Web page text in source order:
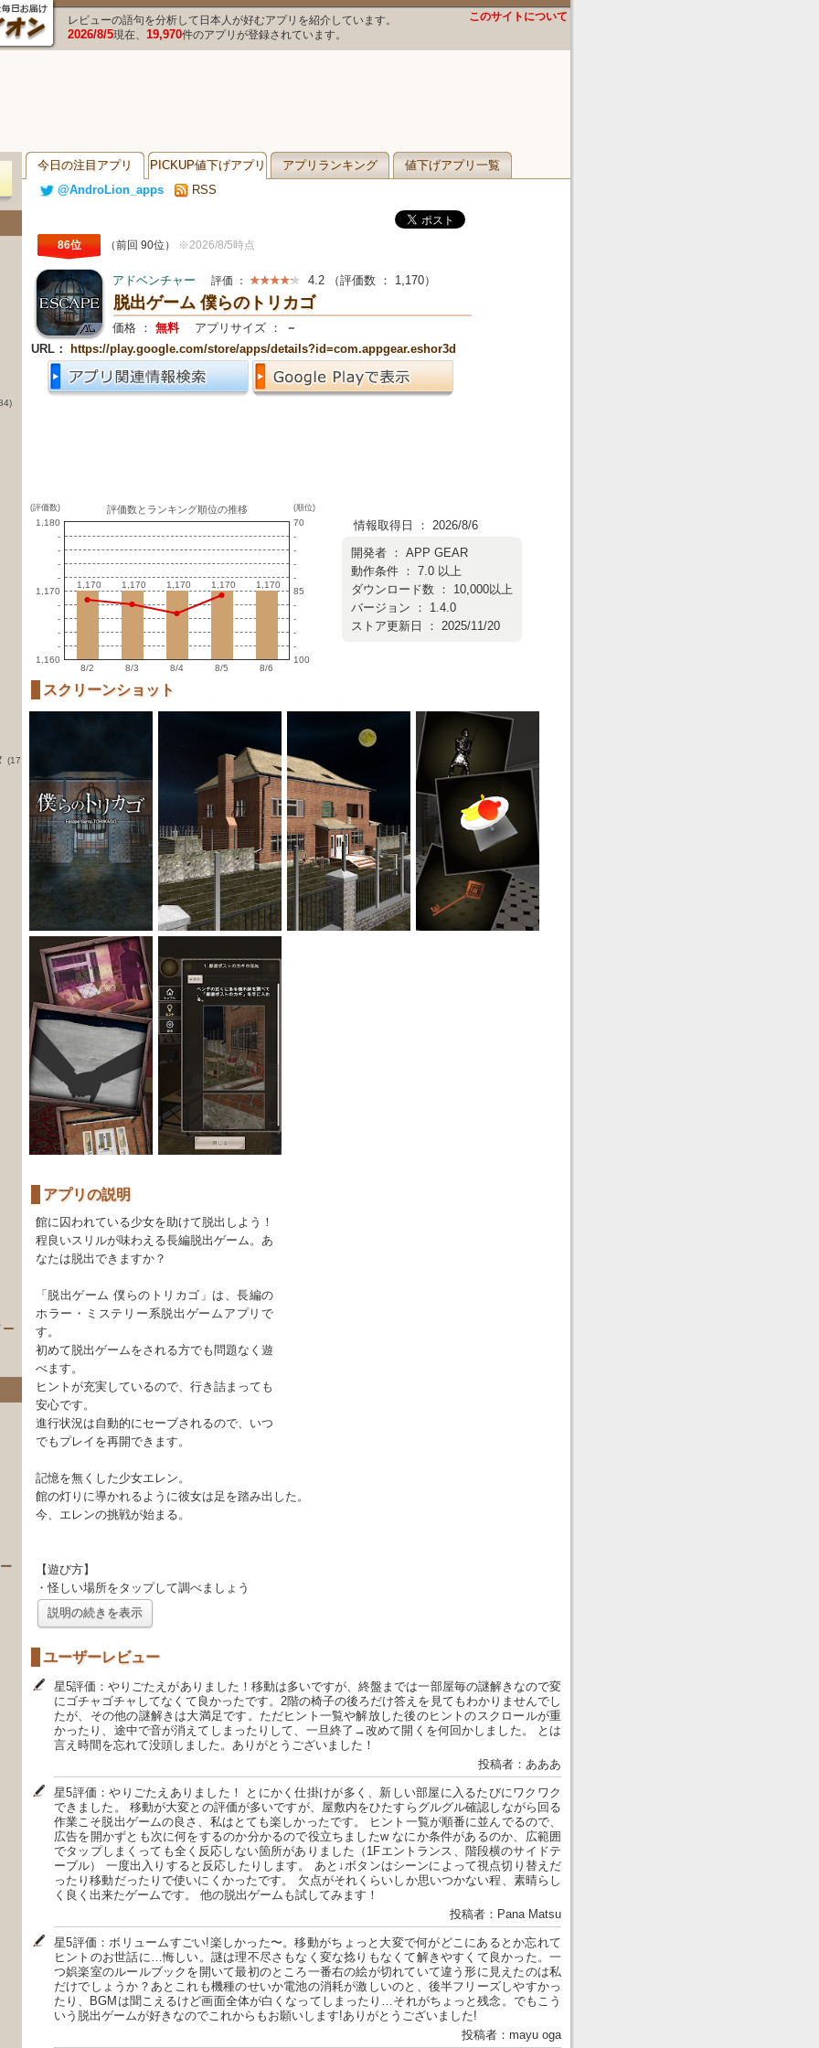
レビューの語句を分析して日本人が好むアプリを紹介しています。
2026/8/5現在、 19,970件のアプリが登録されています。
このサイトについて
今日の注目アプリ PICKUP値下げアプリ アプリランキング
値下げアプリ一覧
@AndroLion_apps
RSS
(17
86位 （前回 90位） ※2026/8/5時点
アドベンチャー 評価 ： 4.2 （評価数 ： 1,170）
脱出ゲーム 僕らのトリカゴ
価格 ： 無料 アプリサイズ ：
－
URL：
https://play.google.com/store/apps/details?id=com.appgear.eshor3d
(評価数)
1,180
-
-
-
-
1,170
-
-
-
-
1,160
評価数とランキング順位の推移
1,170
1,170 1,170
1,170 1,170
1,170 1,170
1,170 1,170
1,170
8/2 8/3 8/4 8/5 8/6
(順位)
70
-
-
-
-
85
-
-
-
-
100
情報取得日 ： 2026/8/6
開発者 ： APP GEAR
動作条件 ： 7.0 以上
ダウンロード数 ： 10,000以上
バージョン ： 1.4.0
ストア更新日 ： 2025/11/20
スクリーンショット
アプリの説明
館に囚われている少女を助けて脱出しよう！
程良いスリルが味わえる長編脱出ゲーム。あ
なたは脱出できますか？
「脱出ゲーム 僕らのトリカゴ」は、長編の
ホラー・ミステリー系脱出ゲームアプリで
す。
初めて脱出ゲームをされる方でも問題なく遊
べます。
ヒントが充実しているので、行き詰まっても
安心です。
進行状況は自動的にセーブされるので、いつ
でもプレイを再開できます。
記憶を無くした少女エレン。
館の灯りに導かれるように彼女は足を踏み出した。
今、エレンの挑戦が始まる。
【遊び方】
・怪しい場所をタップして調べましょう
説明の続きを表示
ユーザーレビュー
星5評価：やりごたえがありました！移動は多いですが、終盤までは一部屋毎の謎解きなので変
にゴチャゴチャしてなくて良かったです。2階の椅子の後ろだけ答えを見てもわかりませんでし
たが、その他の謎解きは大満足です。ただヒント一覧や解放した後のヒントのスクロールが重
かったり、途中で音が消えてしまったりして、一旦終了→改めて開くを何回かしました。 とは
言え時間を忘れて没頭しました。ありがとうございました！
投稿者：あああ
星5評価：やりごたえありました！ とにかく仕掛けが多く、新しい部屋に入るたびにワクワク
できました。 移動が大変との評価が多いですが、屋敷内をひたすらグルグル確認しながら回る
作業こそ脱出ゲームの良さ、私はとても楽しかったです。 ヒント一覧が順番に並んでるので、
広告を開かずとも次に何をするのか分かるので役立ちましたw なにか条件があるのか、広範囲
でタップしまくっても全く反応しない箇所がありました（1Fエントランス、階段横のサイドテ
ーブル） 一度出入りすると反応したりします。 あと↓ボタンはシーンによって視点切り替えだ
ったり移動だったりで使いにくかったです。 欠点がそれくらいしか思いつかない程、素晴らし
く良く出来たゲームです。 他の脱出ゲームも試してみます！
投稿者：Pana Matsu
星5評価：ボリュームすごい!楽しかった〜。移動がちょっと大変で何がどこにあるとか忘れて
ヒントのお世話に…悔しい。謎は理不尽さもなく変な捻りもなくて解きやすくて良かった。一
つ娯楽室のルールブックを開いて最初のところ一番右の絵が切れていて違う形に見えたのは私
だけでしょうか？あとこれも機種のせいか電池の消耗が激しいのと、後半フリーズしやすかっ
たり、BGMは聞こえるけど画面全体が白くなってしまったり…それがちょっと残念。でもこう
いう脱出ゲームが好きなのでこれからもお願いします!ありがとうございました!
投稿者：mayu oga